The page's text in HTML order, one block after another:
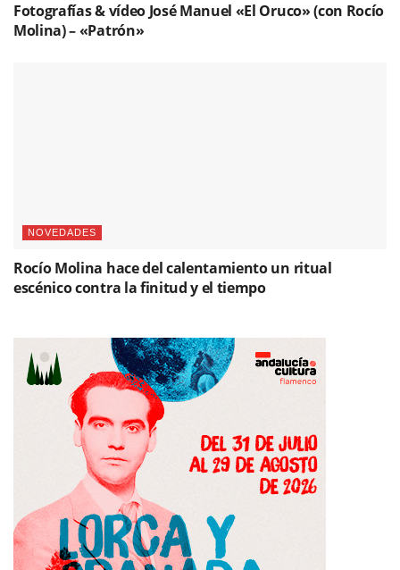
Fotografías & vídeo José Manuel «El Oruco» (con Rocío
Molina) – «Patrón»
NOVEDADES
Rocío Molina hace del calentamiento un ritual
escénico contra la finitud y el tiempo